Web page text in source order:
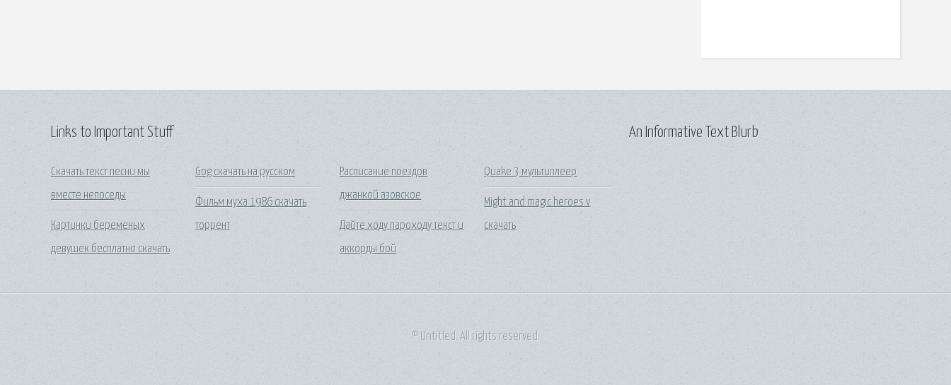
Links to Important Stuff
Скачать текст песни мы
вместе непоседы
Картинки беременых
девушек бесплатно скачать
Gog скачать на русском
Фильм муха 1986 скачать
торрент
Расписание поездов
джанкой азовское
Дайте ходу пароходу текст и
аккорды бой
Quake 3 мультиплеер
Might and magic heroes v
скачать
An Informative Text Blurb
© Untitled. All rights reserved.